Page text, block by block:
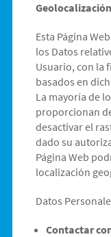
Esta Página
los Datos
Usuario, con la
basados en
La mayoría de
proporcionan
desactivar el
dado su
Página Web
localización
Datos
Contactar